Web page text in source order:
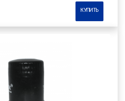
КУПИТЬ